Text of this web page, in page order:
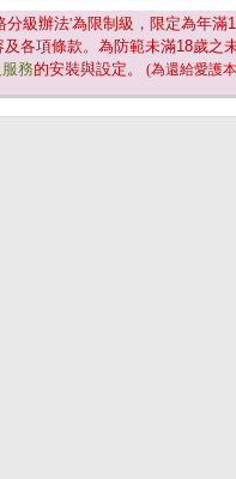
分級辦法'為限制級，限定為年滿
各項條款。為防範未滿18歲之
務的安裝與設定。 (為還給愛護